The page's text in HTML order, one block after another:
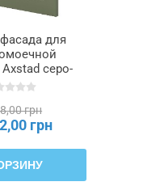
для
серо-
см METOD
грн
грн